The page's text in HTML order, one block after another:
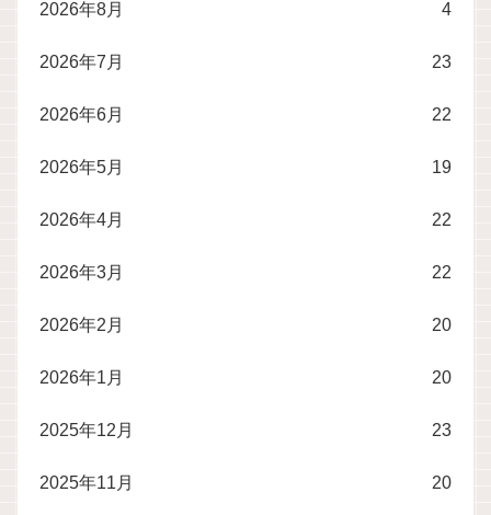
2026年8月 4
2026年7月 23
2026年6月 22
2026年5月 19
2026年4月 22
2026年3月 22
2026年2月 20
2026年1月 20
2025年12月 23
2025年11月 20